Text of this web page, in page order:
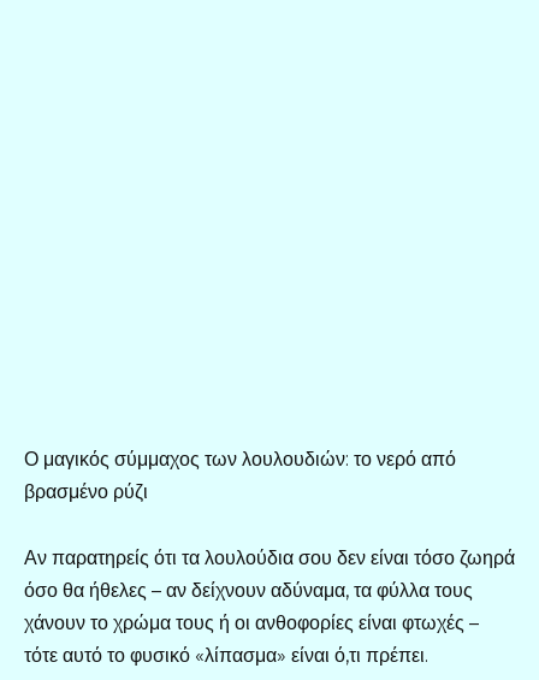
Ο μαγικός σύμμαχος των λουλουδιών: το νερό από
βρασμένο ρύζι
Αν παρατηρείς ότι τα λουλούδια σου δεν είναι τόσο ζωηρά
όσο θα ήθελες – αν δείχνουν αδύναμα, τα φύλλα τους
χάνουν το χρώμα τους ή οι ανθοφορίες είναι φτωχές –
τότε αυτό το φυσικό «λίπασμα» είναι ό,τι πρέπει.